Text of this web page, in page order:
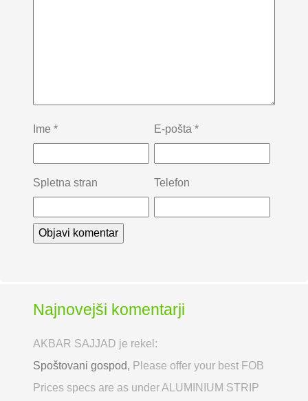
Ime * E-pošta *
Spletna stran Telefon
Najnovejši komentarji
AKBAR SAJJAD je rekel:
Spoštovani gospod, Please offer your best FOB
Prices specs are as under ALUMINIUM STRIP